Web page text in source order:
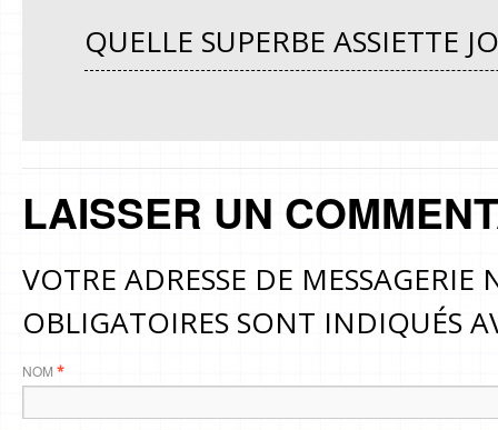
QUELLE SUPERBE ASSIETTE
LAISSER UN
VOTRE ADRESSE DE MESSAGERIE
OBLIGATOIRES SONT INDIQUÉS
NOM *